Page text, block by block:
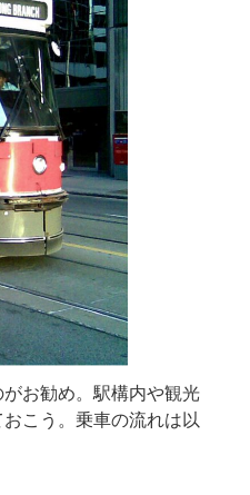
お勧め。駅構内や観光
こう。乗車の流れは以